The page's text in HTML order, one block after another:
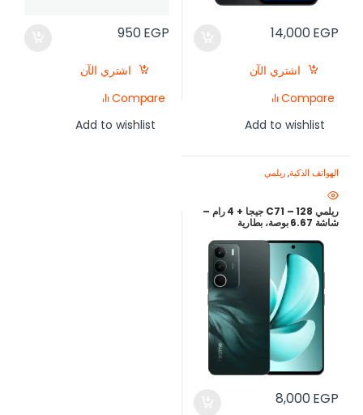
14,000EGP
اشتري الآن
Compare
Add to wishlist
950EGP
اشتري الآن
Compare
Add to wishlist
الهواتف الذكية,ريلمي
ريلمي C71 – 128 جيجا + 4 رام –
شاشة 6.67 بوصة، بطارية
– لون أخضر – أرخص سعر في مصر
8,000EGP